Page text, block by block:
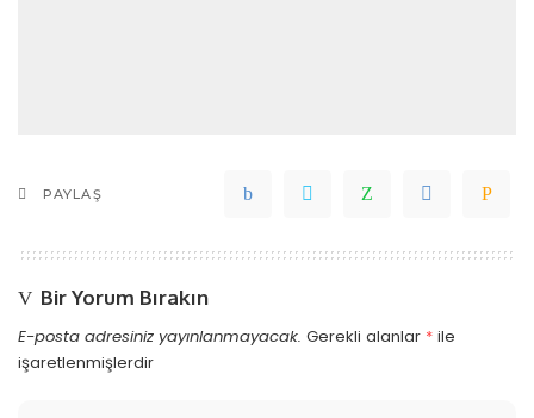
PAYLAŞ
Bir Yorum Bırakın
E-posta adresiniz yayınlanmayacak. Gerekli alanlar * ile
işaretlenmişlerdir